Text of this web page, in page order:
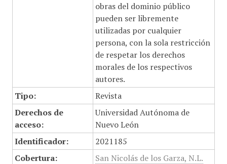
obras del dominio público
pueden ser libremente
utilizadas por cualquier
persona, con la sola restricción
de respetar los derechos
morales de los respectivos
autores.
Tipo:
Revista
Derechos de
acceso:
Universidad Autónoma de
Nuevo León
Identificador:
2021185
Cobertura:
San Nicolás de los Garza, N.L.